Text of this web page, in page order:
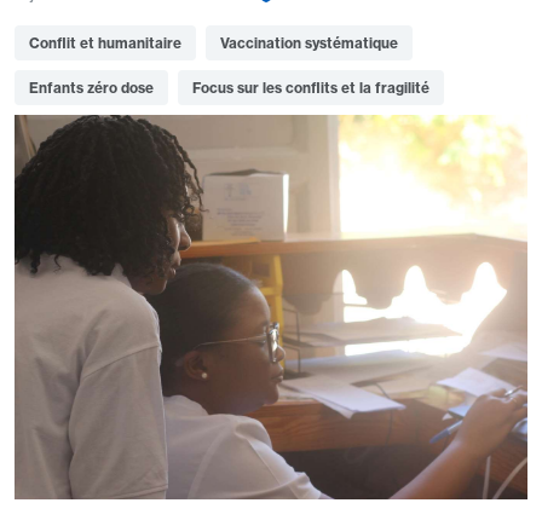
Conflit et humanitaire Vaccination systématique
Enfants zéro dose Focus sur les conflits et la fragilité